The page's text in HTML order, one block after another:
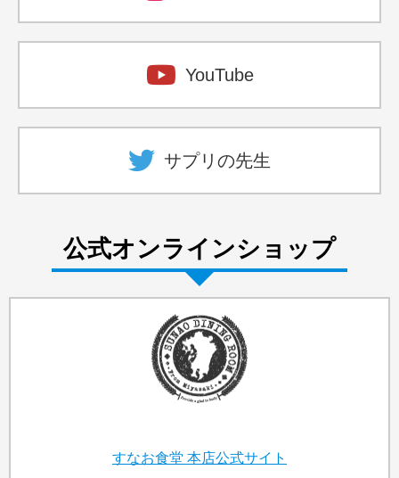
YouTube
サプリの先生
公式オンラインショップ
すなお食堂 本店公式サイト